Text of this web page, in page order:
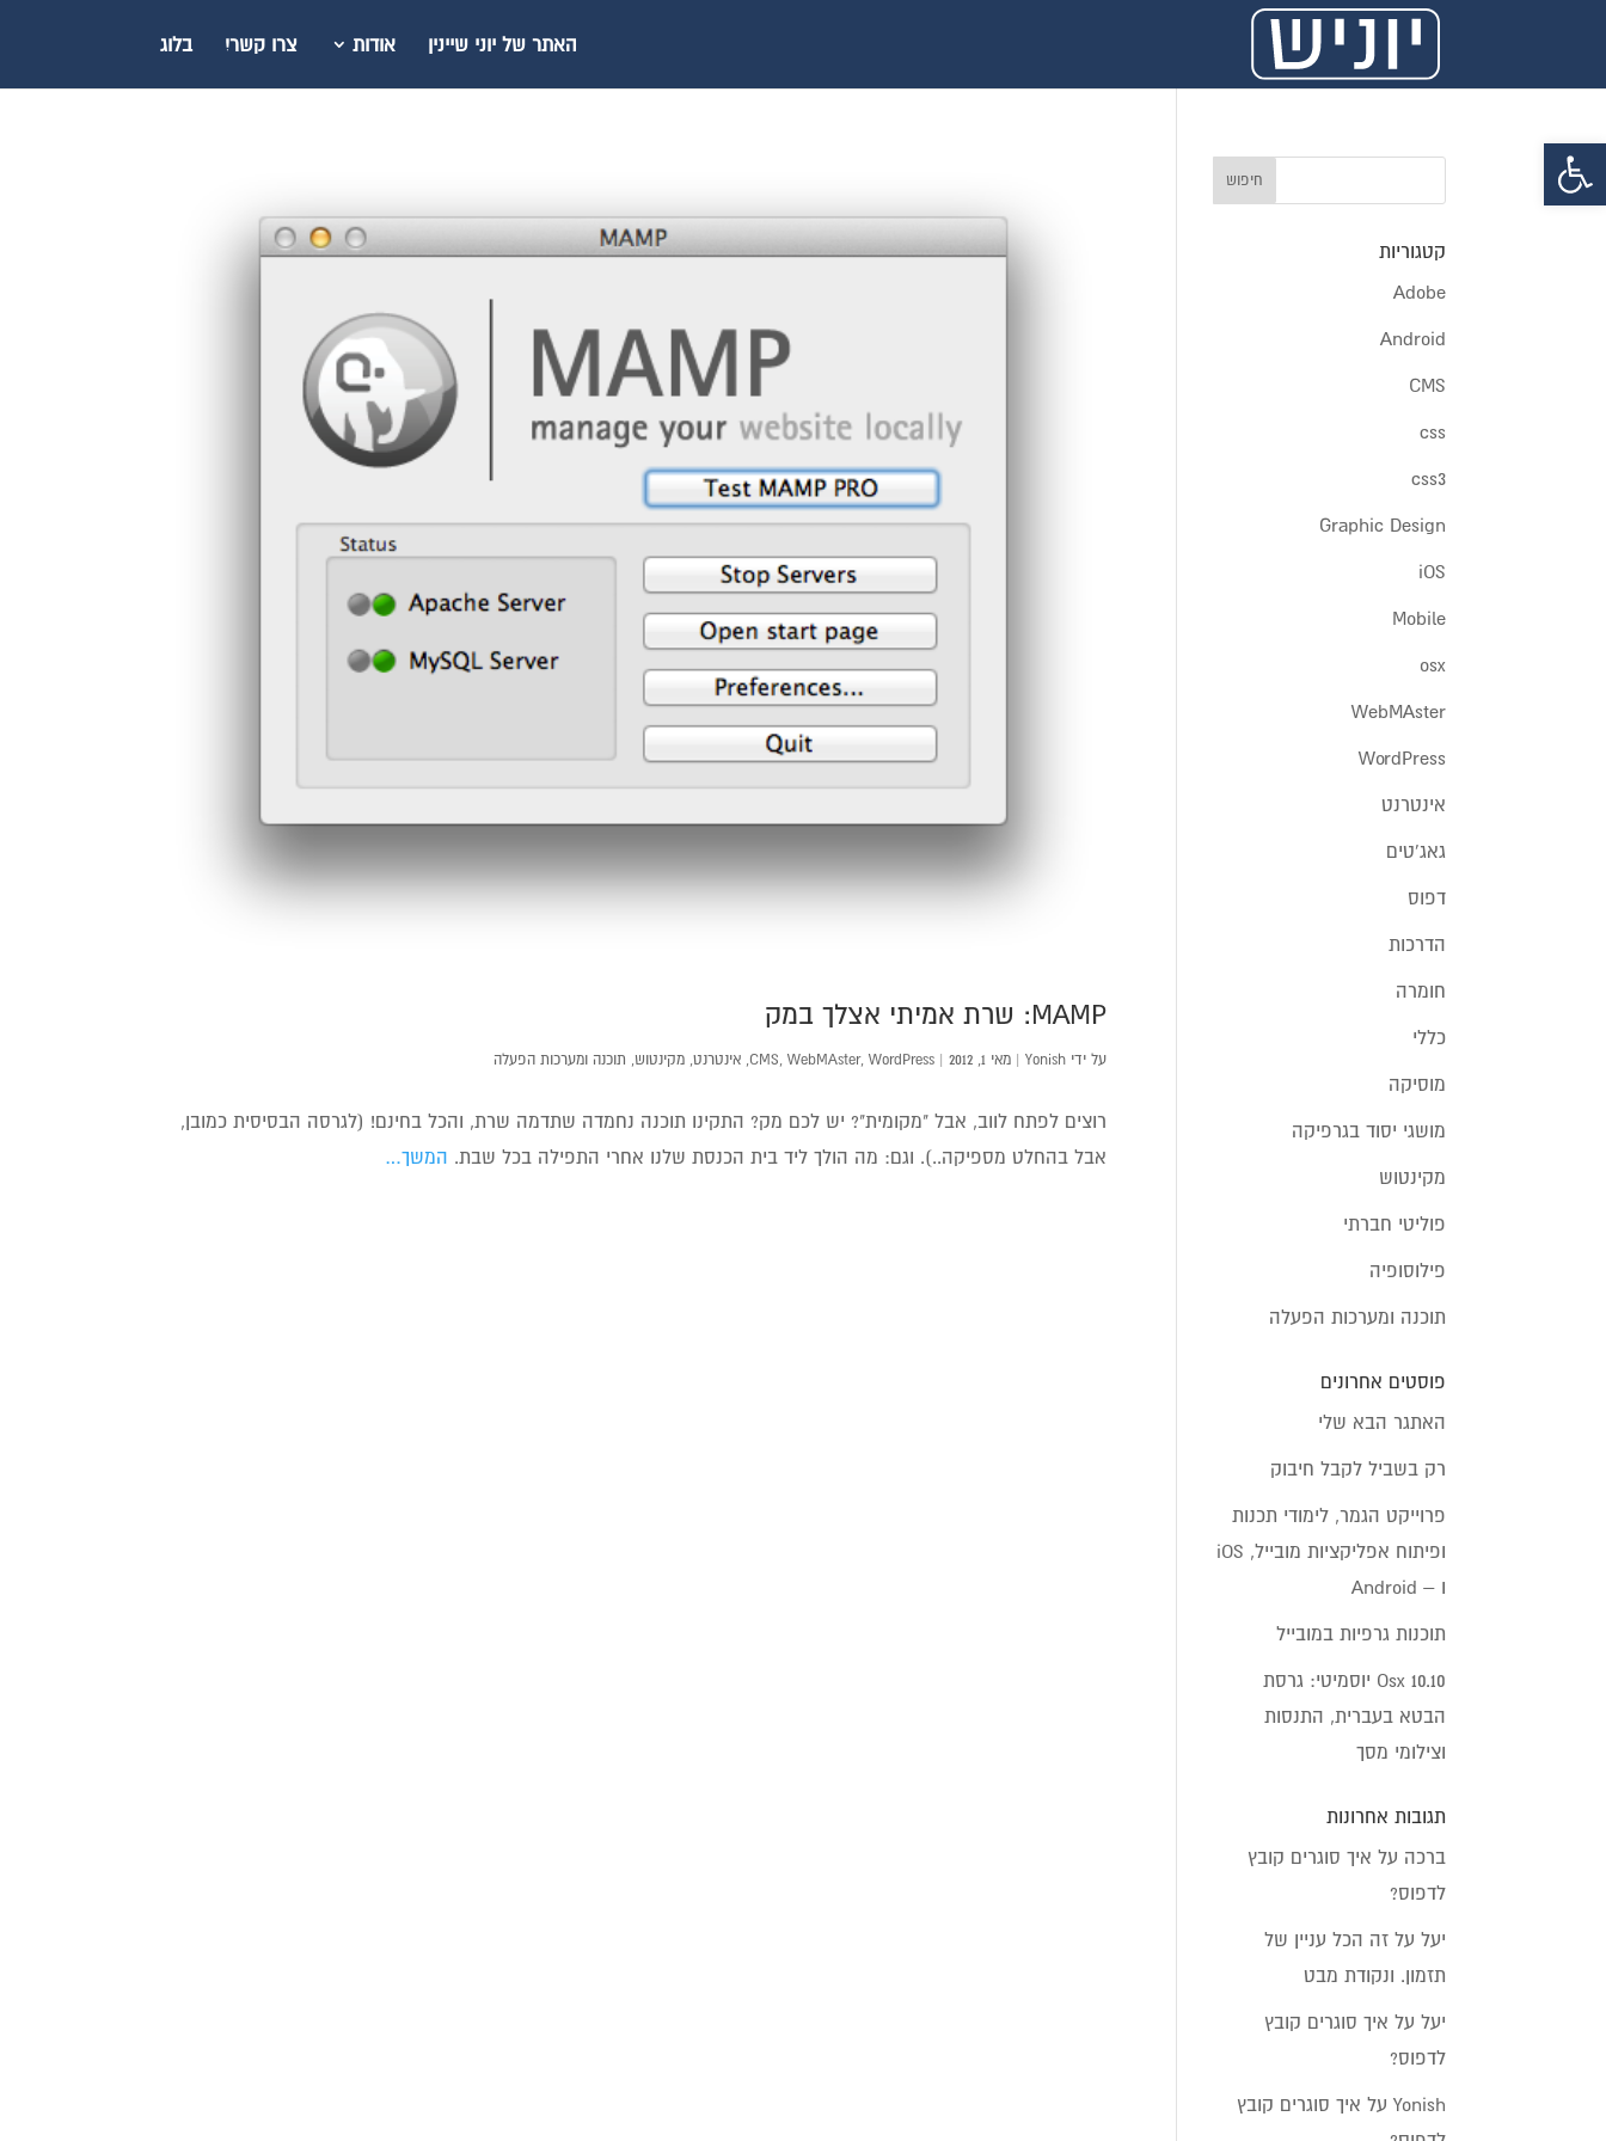
פתח סרגל נגישות
האתר של יוני שיינין אודות צרו קשר! בלוג
MAMP: שרת אמיתי אצלך במק
על ידי Yonish
| מאי 1, 2012 |
CMS,WebMAster,WordPress
, אינטרנט, מקינטוש, תוכנה ומערכות הפעלה
רוצים לפתח לווב, אבל "מקומית"? יש לכם מק? התקינו תוכנה נחמדה שתדמה שרת, והכל בחינם! (לגרסה הבסיסית כמובן,
אבל בהחלט מספיקה..). וגם: מה הולך ליד בית הכנסת שלנו אחרי התפילה בכל שבת. המשך…
קטגוריות
Adobe
Android
CMS
css
css3
Graphic Design
iOS
Mobile
osx
WebMAster
WordPress
אינטרנט
גאג'טים
דפוס
הדרכות
חומרה
כללי
מוסיקה
מושגי יסוד בגרפיקה
מקינטוש
פוליטי חברתי
פילוסופיה
תוכנה ומערכות הפעלה
פוסטים אחרונים
האתגר הבא שלי
רק בשביל לקבל חיבוק
פרוייקט הגמר, לימודי תכנות
ופיתוח אפליקציות מובייל, iOS
ו – Android
תוכנות גרפיות במובייל
Osx 10.10 יוסמיטי: גרסת
הבטא בעברית, התנסות
וצילומי מסך
תגובות אחרונות
ברכה על איך סוגרים קובץ
לדפוס?
יעל עלזה הכל עניין של
תזמון. ונקודת מבט
יעל על איך סוגרים קובץ
לדפוס?
Yonish על איך סוגרים קובץ